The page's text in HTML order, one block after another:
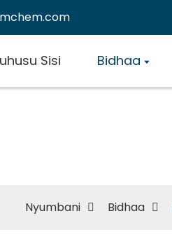
Sisi Bidhaa
Nyumbani Bidhaa